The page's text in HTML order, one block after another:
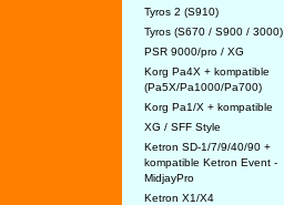
Tyros 2 (S910)
Tyros (S670 / S900 / 3000)
PSR 9000/pro / XG
Korg Pa4X + kompatible
(Pa5X/Pa1000/Pa700)
Korg Pa1/X + kompatible
XG / SFF Style
Ketron SD-1/7/9/40/90 +
kompatible Ketron Event -
MidjayPro
Ketron X1/X4